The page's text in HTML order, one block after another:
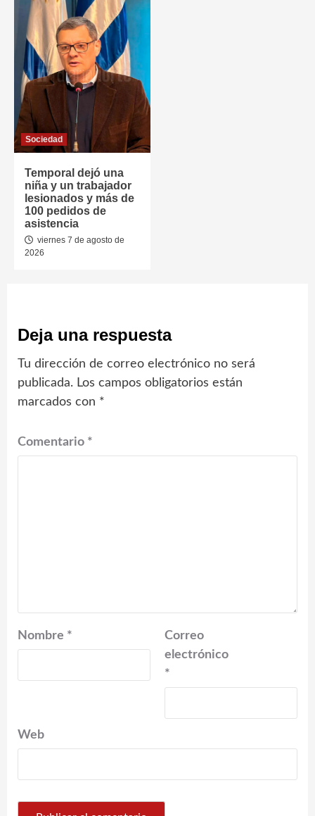
Sociedad
Temporal dejó una
niña y un trabajador
lesionados y más de
100 pedidos de
asistencia
viernes 7 de agosto de
2026
Deja una respuesta
Tu dirección de correo electrónico no será
publicada. Los campos obligatorios están
marcados con *
Comentario *
Nombre *
Correo
electrónico
*
Web